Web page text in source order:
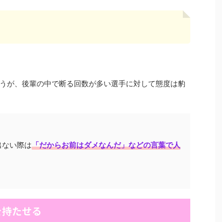
が、後輩の中で断る回数が多い選手に対して態度は豹
い際は「だからお前はダメなんだ」などの言葉で人
たせる